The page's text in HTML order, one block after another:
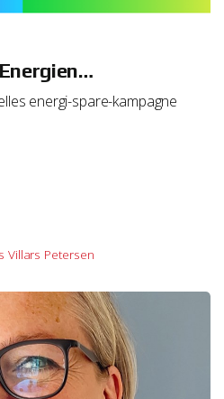
kb/HT1677
energi-spare-kampagne
Villars Petersen